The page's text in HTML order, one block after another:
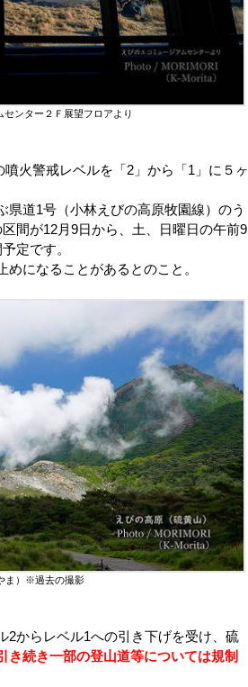
ンター２Ｆ展望フロアより
火警戒レベルを「2」から「1」に５ヶ
道1号（小林えびの高原牧園線）のう
間が12月9日から、土、日曜日の午前9
定です。
になることがあるとのこと。
ま）※過去の撮影
2からレベル1への引き下げを受け、硫
き続き一部の登山道等については規制